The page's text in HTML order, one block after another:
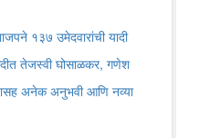
१३७ उमेदवारांची यादी
तेजस्वी घोसाळकर, गणेश
अनेक अनुभवी आणि नव्या